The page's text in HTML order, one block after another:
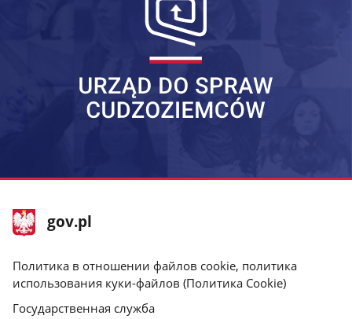
stopka
gov.pl
Главная
gov.pl
gov.pl
Политика в отношении файлов cookie, политика
использования куки-файлов (Политика Cookie)
Государственная служба